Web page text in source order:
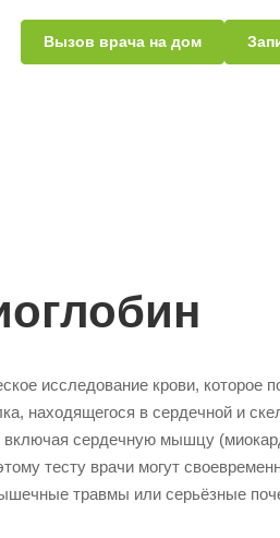
Вызов врача на дом
исследование крови, которое
находящегося в сердечной и
сердечную мышцу
тесту врачи могут
травмы или серьёзные